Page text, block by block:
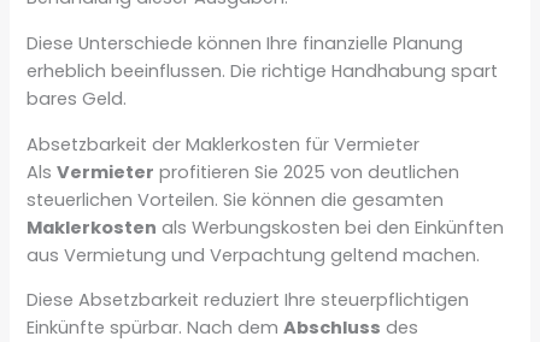
Diese Unterschiede können Ihre finanzielle Planung
erheblich beeinflussen. Die richtige Handhabung spart
bares Geld.
Absetzbarkeit der Maklerkosten für Vermieter
AlsVermieter profitieren Sie 2025 von deutlichen
steuerlichen Vorteilen. Sie können die gesamten
Maklerkosten als Werbungskosten bei den Einkünften
aus Vermietung und Verpachtung geltend machen.
Diese Absetzbarkeit reduziert Ihre steuerpflichtigen
Einkünfte spürbar. Nach demAbschluss des